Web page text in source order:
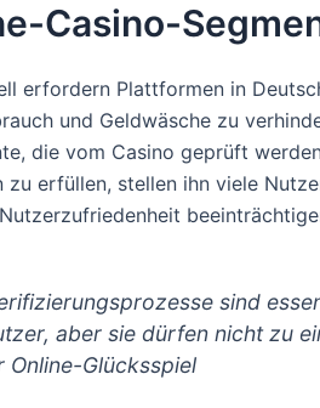
Casino-
erfordern Plattformen in
und Geldwäsche zu
die vom Casino geprüft
zu erfüllen, stellen ihn viele
sind
aber sie dürfen nicht zu
Online-Glücksspiel